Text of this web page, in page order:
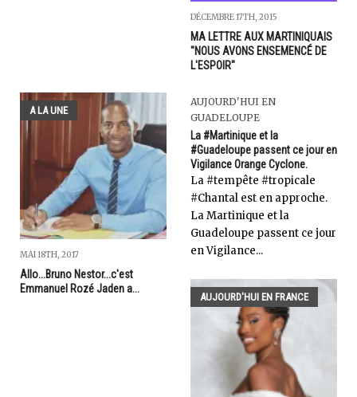
DÉCEMBRE 17TH, 2015
MA LETTRE AUX MARTINIQUAIS
"NOUS AVONS ENSEMENCÉ DE
L'ESPOIR"
A LA UNE
MAI 18TH, 2017
Allo...Bruno Nestor...c'est
Emmanuel Rozé Jaden a...
AUJOURD'HUI EN
GUADELOUPE
La #Martinique et la
#Guadeloupe passent ce jour en
Vigilance Orange Cyclone.
La #tempête #tropicale
#Chantal est en approche.
La Martinique et la
Guadeloupe passent ce jour
en Vigilance...
AUJOURD'HUI EN FRANCE